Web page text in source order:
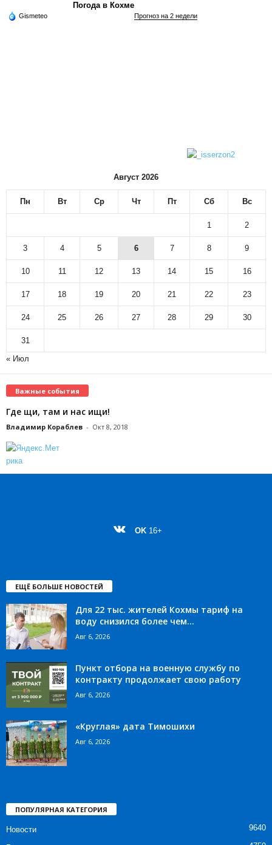
Погода в Кохме
Gismeteo Прогноз на 2 недели
Август 2026
Пн Вт Ср Чт Пт Сб Вс
1 2
3 4 5 6 7 8 9
10 11 12 13 14 15 16
17 18 19 20 21 22 23
24 25 26 27 28 29 30
31
« Июл
Важные события
Где щи, там и нас ищи!
Владимир Кораблев - Окт 8, 2018
OK 16+
ЕЩЁ БОЛЬШЕ НОВОСТЕЙ
Для 22 тыс. жителей Кохмы тариф на
воду снизился более чем...
Авг 6, 2026
Пункт отбора на военную службу по
контракту продолжает свою работу
Авг 6, 2026
«Круглая» дата Тимошихи
Авг 6, 2026
ПОПУЛЯРНАЯ КАТЕГОРИЯ
Новости 9640